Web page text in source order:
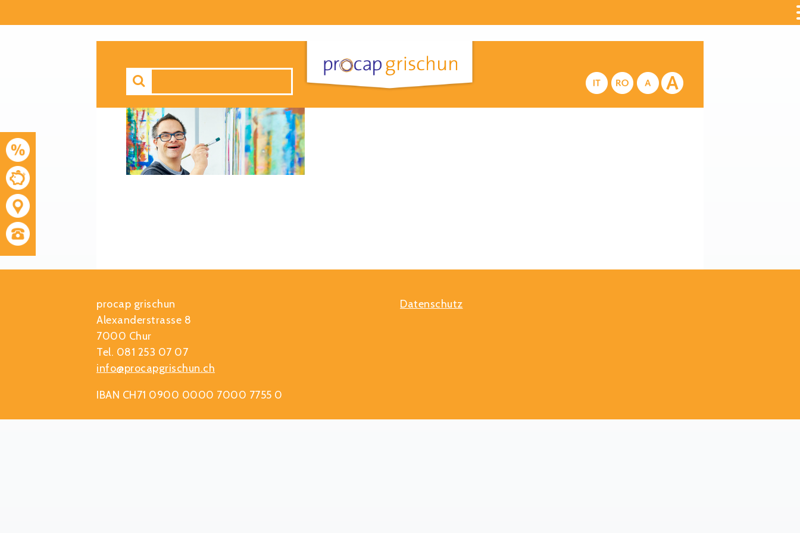
procap grischun
Alexanderstrasse 8
7000 Chur
Tel. 081 253 07 07
info@procapgrischun.ch
IBAN CH71 0900 0000 7000 7755 0
Datenschutz